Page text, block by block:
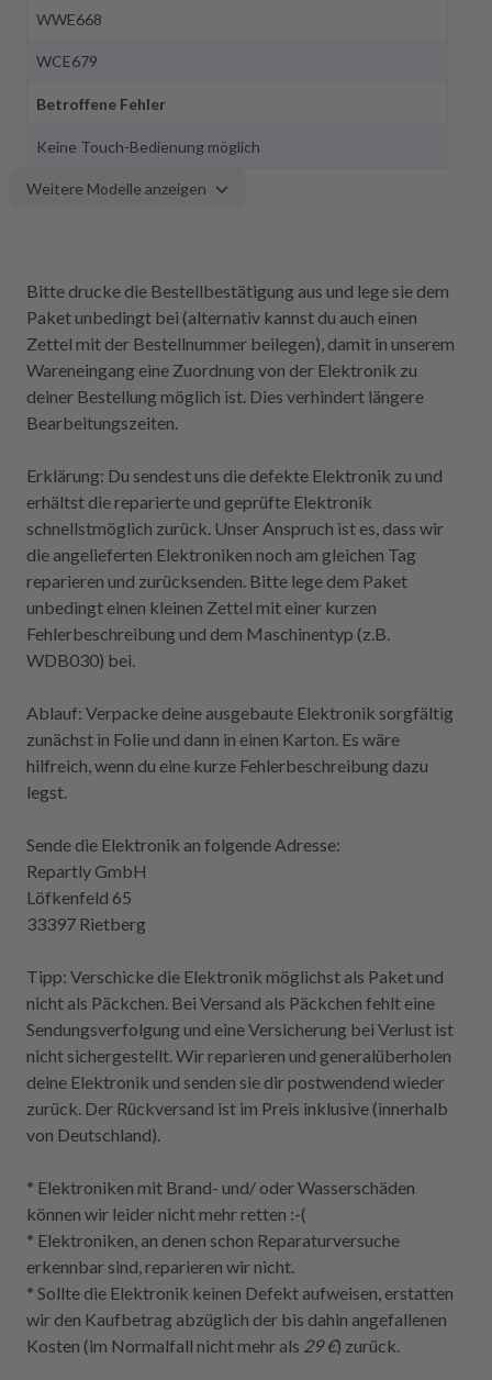
WWE668
WCE679
Betroffene Fehler
Keine Touch-Bedienung möglich
Weitere Modelle anzeigen
Bitte drucke die Bestellbestätigung aus und lege sie dem
Paket unbedingt bei (alternativ kannst du auch einen
Zettel mit der Bestellnummer beilegen), damit in unserem
Wareneingang eine Zuordnung von der Elektronik zu
deiner Bestellung möglich ist. Dies verhindert längere
Bearbeitungszeiten.
Erklärung: Du sendest uns die defekte Elektronik zu und
erhältst die reparierte und geprüfte Elektronik
schnellstmöglich zurück. Unser Anspruch ist es, dass wir
die angelieferten Elektroniken noch am gleichen Tag
reparieren und zurücksenden. Bitte lege dem Paket
unbedingt einen kleinen Zettel mit einer kurzen
Fehlerbeschreibung und dem Maschinentyp (z.B.
WDB030) bei.
Ablauf: Verpacke deine ausgebaute Elektronik sorgfältig
zunächst in Folie und dann in einen Karton. Es wäre
hilfreich, wenn du eine kurze Fehlerbeschreibung dazu
legst.
Sende die Elektronik an folgende Adresse:
Repartly GmbH
Löfkenfeld 65
33397 Rietberg
Tipp: Verschicke die Elektronik möglichst als Paket und
nicht als Päckchen. Bei Versand als Päckchen fehlt eine
Sendungsverfolgung und eine Versicherung bei Verlust ist
nicht sichergestellt. Wir reparieren und generalüberholen
deine Elektronik und senden sie dir postwendend wieder
zurück. Der Rückversand ist im Preis inklusive (innerhalb
von Deutschland).
* Elektroniken mit Brand- und/ oder Wasserschäden
können wir leider nicht mehr retten :-(
* Elektroniken, an denen schon Reparaturversuche
erkennbar sind, reparieren wir nicht.
* Sollte die Elektronik keinen Defekt aufweisen, erstatten
wir den Kaufbetrag abzüglich der bis dahin angefallenen
Kosten (im Normalfall nicht mehr als 29 €) zurück.